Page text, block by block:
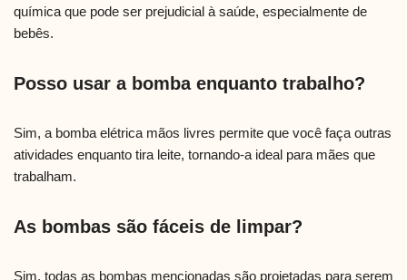
química que pode ser prejudicial à saúde, especialmente de
bebês.
Posso usar a bomba enquanto trabalho?
Sim, a bomba elétrica mãos livres permite que você faça outras
atividades enquanto tira leite, tornando-a ideal para mães que
trabalham.
As bombas são fáceis de limpar?
Sim, todas as bombas mencionadas são projetadas para serem